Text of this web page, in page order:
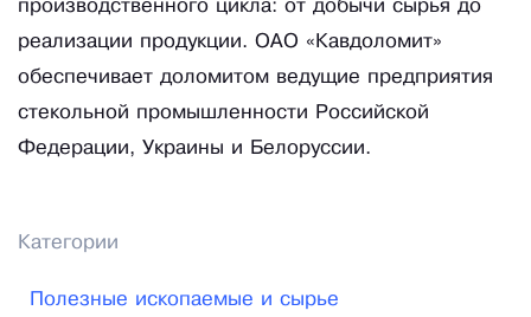
производственного цикла: от добычи сырья до
реализации продукции. ОАО «Кавдоломит»
обеспечивает доломитом ведущие предприятия
стекольной промышленности Российской
Федерации, Украины и Белоруссии.
Категории
Полезные ископаемые и сырье